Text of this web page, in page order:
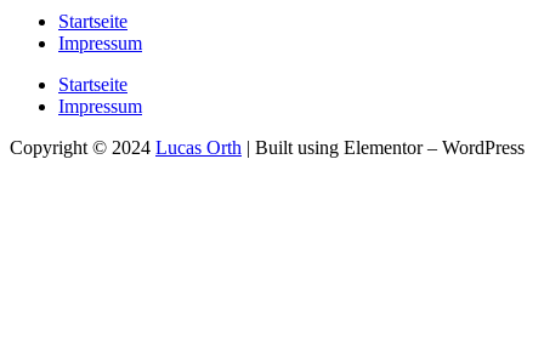
Startseite
Impressum
Startseite
Impressum
Copyright © 2024 Lucas Orth | Built using Elementor – WordPress